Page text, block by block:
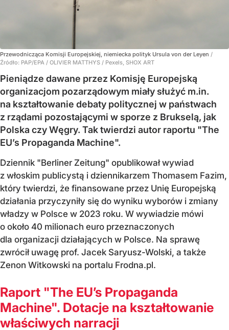
Przewodnicząca Komisji Europejskiej, niemiecka polityk Ursula von der Leyen /
Źródło: PAP/EPA / OLIVIER MATTHYS / Pexels, SHOX ART
Pieniądze dawane przez Komisję Europejską
organizacjom pozarządowym miały służyć m.in.
na kształtowanie debaty politycznej w państwach
z rządami pozostającymi w sporze z Brukselą, jak
Polska czy Węgry. Tak twierdzi autor raportu "The
EU’s Propaganda Machine".
Dziennik "Berliner Zeitung" opublikował wywiad
z włoskim publicystą i dziennikarzem Thomasem Fazim,
który twierdzi, że finansowane przez Unię Europejską
działania przyczyniły się do wyniku wyborów i zmiany
władzy w Polsce w 2023 roku. W wywiadzie mówi
o około 40 milionach euro przeznaczonych
dla organizacji działających w Polsce. Na sprawę
zwrócił uwagę prof. Jacek Saryusz-Wolski, a także
Zenon Witkowski na portalu Frodna.pl.
Raport "The EU’s Propaganda
Machine". Dotacje na kształtowanie
właściwych narracji